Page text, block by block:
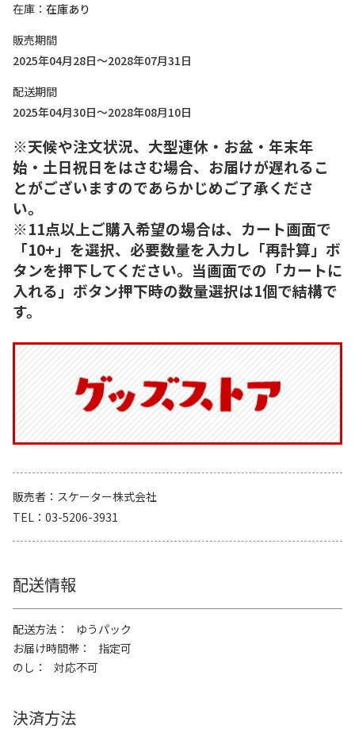
在庫
在庫あり
販売期間
2025年04月28日～2028年07月31日
配送期間
2025年04月30日～2028年08月10日
※天候や注文状況、大型連休・お盆・年末年
始・土日祝日をはさむ場合、お届けが遅れるこ
とがございますのであらかじめご了承くださ
い。
※11点以上ご購入希望の場合は、カート画面で
「10+」を選択、必要数量を入力し「再計算」ボ
タンを押下してください。当画面での「カートに
入れる」ボタン押下時の数量選択は1個で結構で
す。
販売者
スケーター株式会社
TEL
03-5206-3931
配送情報
配送方法
ゆうパック
お届け時間帯
指定可
のし
対応不可
決済方法